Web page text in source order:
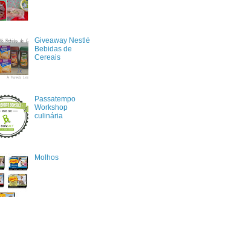
Giveaway Nestlé
Bebidas de
Cereais
Passatempo
Workshop
culinária
Molhos